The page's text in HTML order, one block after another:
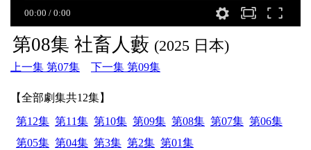
00:00 / 0:00
第08集 社畜人藪 (2025 日本)
上一集 第07集 下一集 第09集
【全部劇集共12集】
第12集 第11集 第10集 第09集 第08集 第07集 第06集
第05集 第04集 第3集 第2集 第01集